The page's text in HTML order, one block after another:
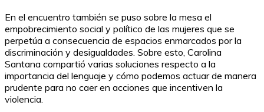
En el encuentro también se puso sobre la mesa el
empobrecimiento social y político de las mujeres que se
perpetúa a consecuencia de espacios enmarcados por la
discriminación y desigualdades. Sobre esto, Carolina
Santana compartió varias soluciones respecto a la
importancia del lenguaje y cómo podemos actuar de manera
prudente para no caer en acciones que incentiven la
violencia.